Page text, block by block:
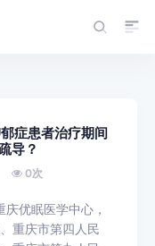
症患者治疗期间
导？
0次
庆优眠医学中心，
、重庆市第四人民